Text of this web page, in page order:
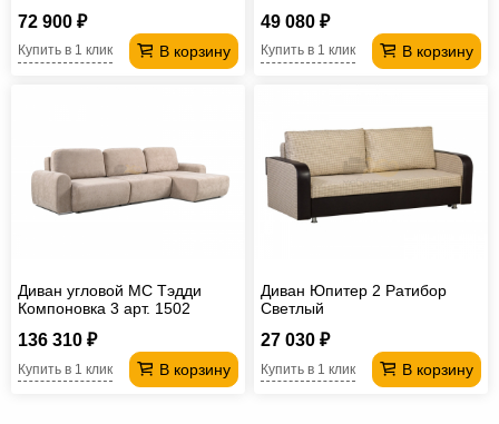
72 900 ₽
В корзину
Купить в 1 клик
49 080 ₽
В корзину
Купить в 1 клик
Диван угловой МС Тэдди
Компоновка 3 арт. 1502
136 310 ₽
В корзину
Купить в 1 клик
Диван Юпитер 2 Ратибор
Светлый
27 030 ₽
В корзину
Купить в 1 клик